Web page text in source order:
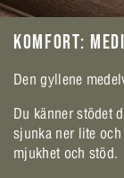
KOMFORT:
Den gyllene
Du känner stödet
sjunka ner lite
mjukhet och stöd.